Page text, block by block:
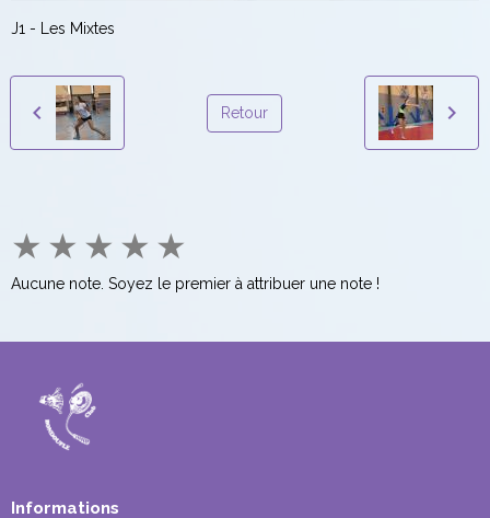
J1 - Les Mixtes
Retour
★ ★ ★ ★ ★
Aucune note. Soyez le premier à attribuer une note !
Informations